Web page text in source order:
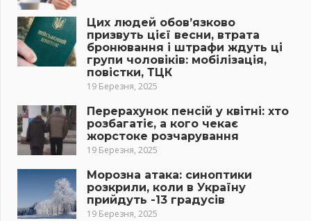
Цих людей обов’язково
призвуть цієї весни, втрата
бронювання і штрафи ждуть ці
групи чоловіків: мобілізація,
повістки, ТЦК
19 Березня, 2025
Перерахунок пенсій у квітні: хто
розбагатіє, а кого чекає
жорстоке розчарування
19 Березня, 2025
Морозна атака: синоптики
розкрили, коли в Україну
прийдуть -13 градусів
19 Березня, 2025